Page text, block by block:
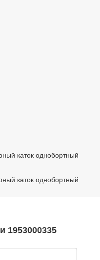
каток однобортный
каток однобортный
1953000335